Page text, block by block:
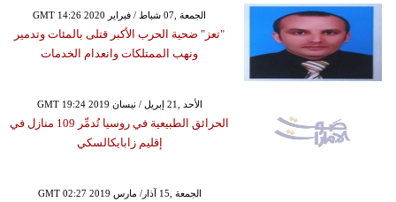
GMT 14:26 2020 الجمعة ,07 شباط / فبراير
"تعز" ضحية الحرب الأكبر قتلى بالمئات وتدمير
ونهب الممتلكات وانعدام الخدمات
GMT 19:24 2019 الأحد ,21 إبريل / نيسان
الحرائق الطبيعية في روسيا تُدمِّر 109 منازل في
إقليم زابايكالسكي
GMT 02:27 2019 الجمعة ,15 آذار/ مارس